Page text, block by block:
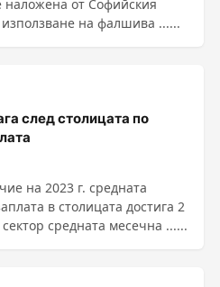
от Софийския
на фалшива ......
след столицата по
на 2023 г. средната
в столицата достига 2
средната месечна ......